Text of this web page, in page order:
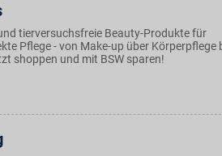
tierversuchsfreie Beauty-Produkte für
Pflege - von Make-up über Körperpflege
shoppen und mit BSW sparen!